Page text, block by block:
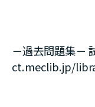
－過去問題集
ct.meclib.jp/